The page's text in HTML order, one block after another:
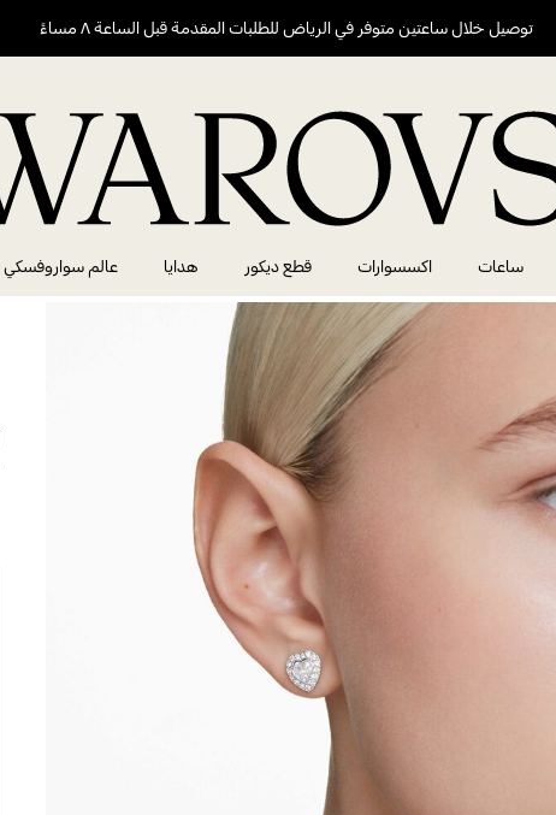
توصيل خلال ساعتين متوفر في الرياض للطلبات المقدمة قبل الساعة ٨ مساءً
ساعات اكسسوارات قطع ديكور هدايا عالم سواروفسكي